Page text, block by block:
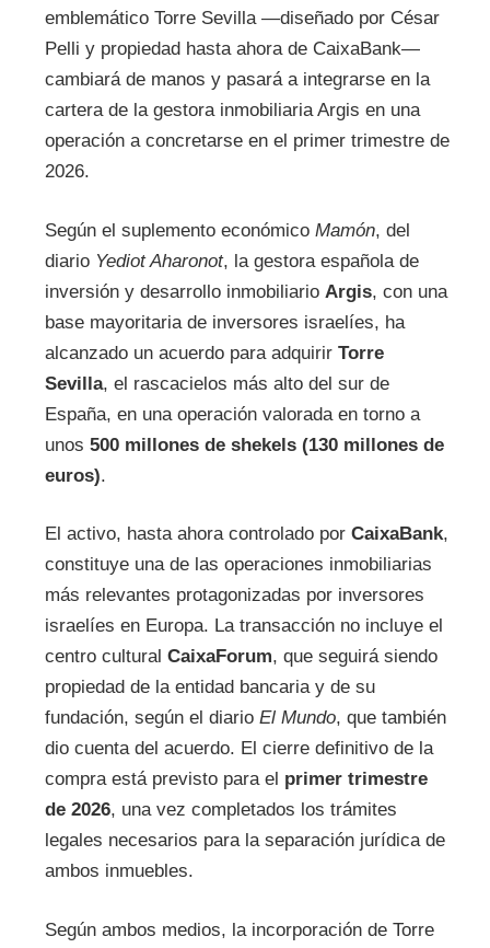
emblemático Torre Sevilla —diseñado por César
Pelli y propiedad hasta ahora de CaixaBank—
cambiará de manos y pasará a integrarse en la
cartera de la gestora inmobiliaria Argis en una
operación a concretarse en el primer trimestre de
2026.
Según el suplemento económico Mamón, del
diario Yediot Aharonot, la gestora española de
inversión y desarrollo inmobiliario Argis, con una
base mayoritaria de inversores israelíes, ha
alcanzado un acuerdo para adquirir Torre
Sevilla, el rascacielos más alto del sur de
España, en una operación valorada en torno a
unos 500 millones de shekels (130 millones de
euros).
El activo, hasta ahora controlado por CaixaBank,
constituye una de las operaciones inmobiliarias
más relevantes protagonizadas por inversores
israelíes en Europa. La transacción no incluye el
centro cultural CaixaForum, que seguirá siendo
propiedad de la entidad bancaria y de su
fundación, según el diario El Mundo, que también
dio cuenta del acuerdo. El cierre definitivo de la
compra está previsto para el primer trimestre
de 2026, una vez completados los trámites
legales necesarios para la separación jurídica de
ambos inmuebles.
Según ambos medios, la incorporación de Torre